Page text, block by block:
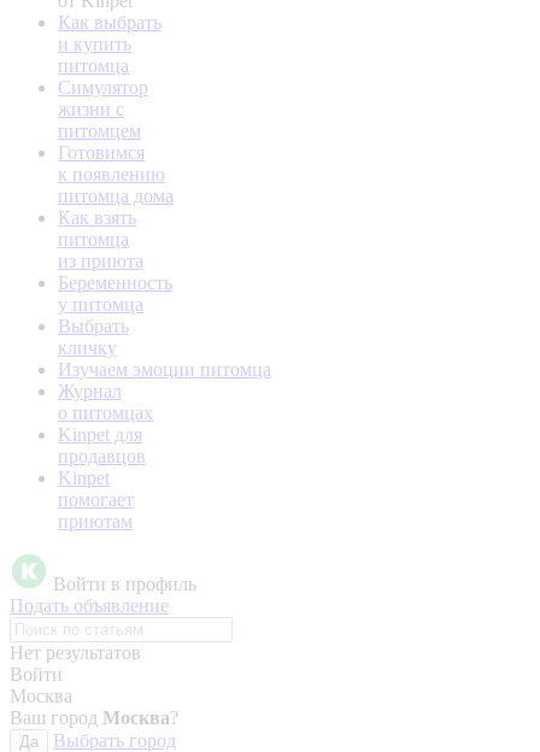
Как выбрать
и купить
питомца
Симулятор
жизни с
питомцем
Готовимся
к появлению
питомца дома
Как взять
питомца
из приюта
Беременность
у питомца
Выбрать
кличку
Изучаем эмоции питомца
Журнал
о питомцах
Kinpet для
продавцов
Kinpet
помогает
приютам
Войти в профиль
Подать объявление
Нет результатов
Войти
Москва
Ваш город Москва?
Да
Выбрать город